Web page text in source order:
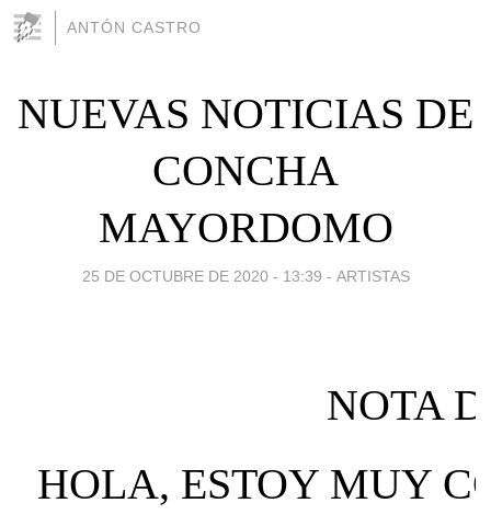
ANTÓN CASTRO
NUEVAS NOTICIAS DE
CONCHA
MAYORDOMO
25 DE OCTUBRE DE 2020 - 13:39 - ARTISTAS
NOTA
HOLA, ESTOY MUY